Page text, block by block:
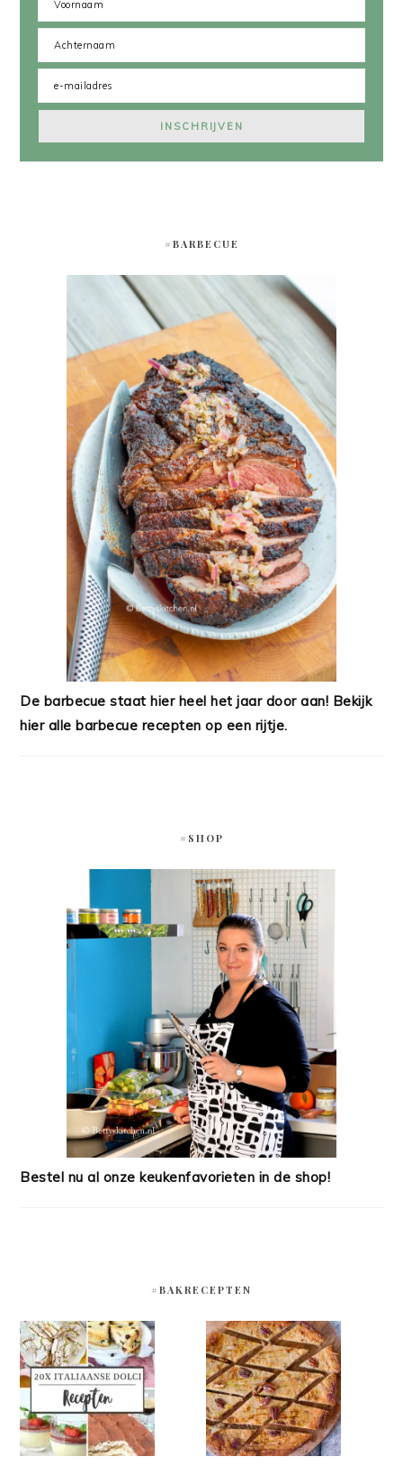
#BARBECUE
De barbecue staat hier heel het jaar door aan! Bekijk
hier alle barbecue recepten op een rijtje.
#SHOP
Bestel nu al onze keukenfavorieten in de shop!
#BAKRECEPTEN